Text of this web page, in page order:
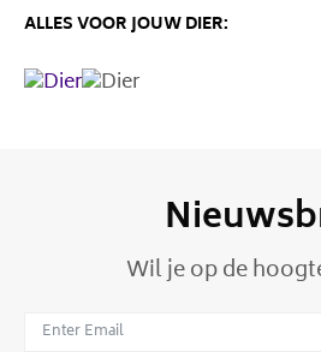
ALLES VOOR JOUW DIER:
Wil je op de